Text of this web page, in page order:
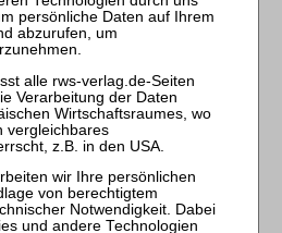
verfügen, können Sie
trotzdem kostenpflichtig
Beitrag kostenpflichtig per